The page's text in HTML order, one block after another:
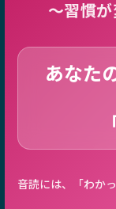
〜習慣
あなた
音読には、「わか